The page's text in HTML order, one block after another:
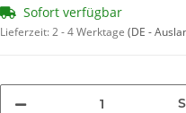
Sofort verfügbar
Lieferzeit:2 - 4 Werktage (DE -